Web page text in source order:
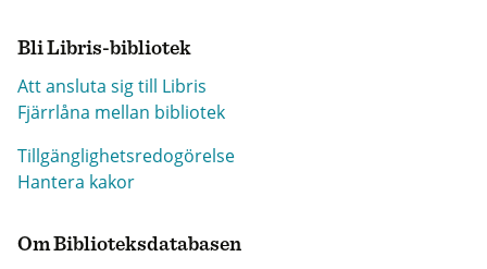
Bli Libris-bibliotek
Att ansluta sig till Libris
Fjärrlåna mellan bibliotek
Tillgänglighetsredogörelse
Hantera kakor
Om Biblioteksdatabasen